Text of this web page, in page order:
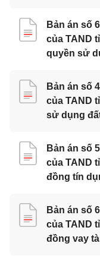
Bản án số
của TAND
quyền sử
Bản án số
của TAND
sử dụng
Bản án số
của TAND
đồng tín
Bản án số
của TAND
đồng vay